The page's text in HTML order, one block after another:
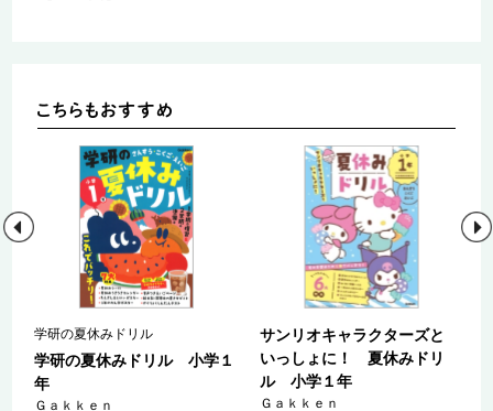
学研の夏休みドリル
学研の夏休みドリル 小学１
年
Ｇａｋｋｅｎ
サンリオキャラクターズと
いっしょに！ 夏休みドリ
ル 小学１年
Ｇａｋｋｅｎ